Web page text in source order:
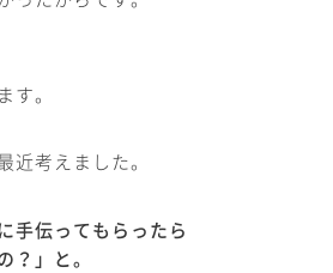
す。
近考えました。
手伝ってもらったら
？」と。